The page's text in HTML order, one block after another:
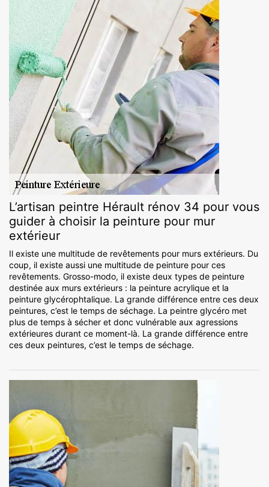
L’artisan peintre Hérault rénov 34 pour vous
guider à choisir la peinture pour mur
extérieur
Il existe une multitude de revêtements pour murs extérieurs. Du
coup, il existe aussi une multitude de peinture pour ces
revêtements. Grosso-modo, il existe deux types de peinture
destinée aux murs extérieurs : la peinture acrylique et la
peinture glycérophtalique. La grande différence entre ces deux
peintures, c’est le temps de séchage. La peintre glycéro met
plus de temps à sécher et donc vulnérable aux agressions
extérieures durant ce moment-là. La grande différence entre
ces deux peintures, c’est le temps de séchage.